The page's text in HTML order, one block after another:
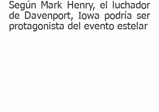
Según Mark Henry, el luchador
de Davenport, Iowa podría ser
protagonista del evento estelar